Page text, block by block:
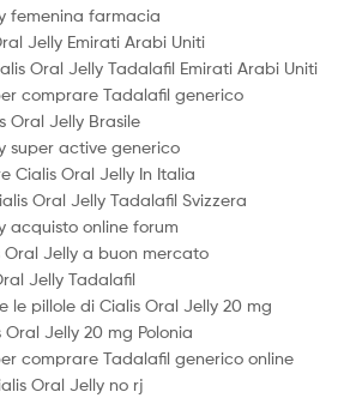
femenina farmacia
Jelly Emirati Arabi Uniti
Oral Jelly Tadalafil Emirati Arabi Uniti
comprare Tadalafil generico
Oral Jelly Brasile
super active generico
Cialis Oral Jelly In Italia
Oral Jelly Tadalafil Svizzera
acquisto online forum
Oral Jelly a buon mercato
Jelly Tadalafil
le pillole di Cialis Oral Jelly 20 mg
Jelly 20 mg Polonia
comprare Tadalafil generico online
Oral Jelly no rj